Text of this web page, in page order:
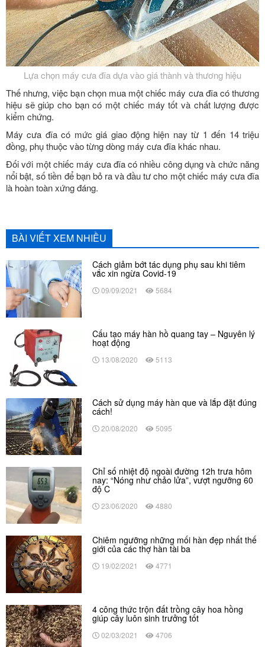
Lựa chọn máy cưa đĩa dựa vào giá thành và thương hiệu
Thế nhưng, việc bạn chọn mua một chiếc máy cưa đĩa có thương
hiệu sẽ giúp cho bạn có một chiếc máy tốt và chất lượng được
kiểm chứng.
Máy cưa đĩa có mức giá giao động hiện nay từ 1 đến 14 triệu
đồng, phụ thuộc vào từng dòng máy cưa đĩa khác nhau.
Đối với một chiếc máy cưa đĩa có nhiều công dụng và chức năng
nổi bật, số tiền để bạn bỏ ra và đầu tư cho một chiếc máy cưa đĩa
là hoàn toàn xứng đáng.
BÀI VIẾT XEM NHIỀU
Cách giảm bớt tác dụng phụ sau khi tiêm
vắc xin ngừa Covid-19
09/09/2021 5684
Cấu tạo máy hàn hồ quang tay – Nguyên lý
hoạt động
13/08/2020 5113
Cách sử dụng máy hàn que và lắp đặt đúng
cách!
20/08/2020 5095
Chỉ số nhiệt độ ngoài đường 12h trưa hôm
nay: “Nóng như chảo lửa”, vượt ngưỡng 60
độ C
23/06/2020 4880
Chiêm ngưỡng những mối hàn đẹp nhất thế
giới của các thợ hàn tài ba
19/02/2021 4771
4 công thức trộn đất trồng cây hoa hồng
giúp cây luôn sinh trưởng tốt
02/03/2021 4706